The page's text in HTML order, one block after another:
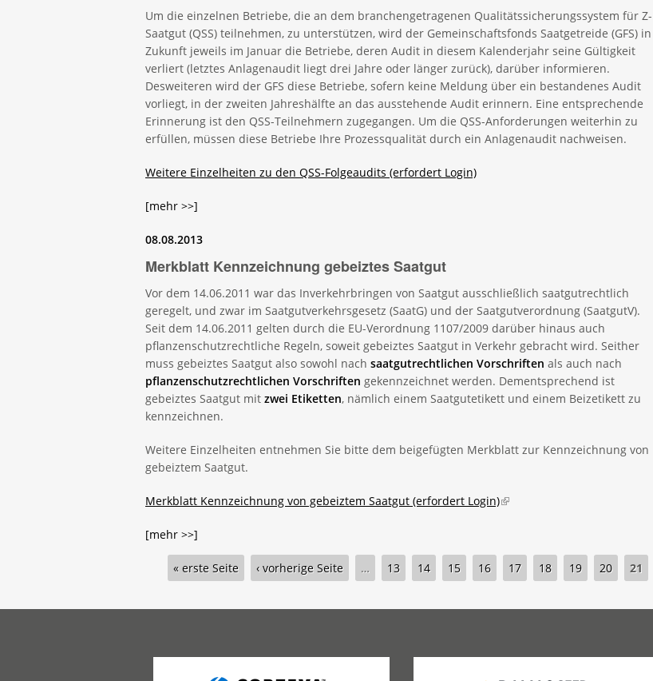
Um die einzelnen Betriebe, die an dem branchengetragenen Qualitätssicherungssystem für Z-
Saatgut (QSS) teilnehmen, zu unterstützen, wird der Gemeinschaftsfonds Saatgetreide (GFS) in
Zukunft jeweils im Januar die Betriebe, deren Audit in diesem Kalenderjahr seine Gültigkeit
verliert (letztes Anlagenaudit liegt drei Jahre oder länger zurück), darüber informieren.
Desweiteren wird der GFS diese Betriebe, sofern keine Meldung über ein bestandenes Audit
vorliegt, in der zweiten Jahreshälfte an das ausstehende Audit erinnern. Eine entsprechende
Erinnerung ist den QSS-Teilnehmern zugegangen. Um die QSS-Anforderungen weiterhin zu
erfüllen, müssen diese Betriebe Ihre Prozessqualität durch ein Anlagenaudit nachweisen.
Weitere Einzelheiten zu den QSS-Folgeaudits (erfordert Login)
[mehr >>]
08.08.2013
Merkblatt Kennzeichnung gebeiztes Saatgut
Vor dem 14.06.2011 war das Inverkehrbringen von Saatgut ausschließlich saatgutrechtlich
geregelt, und zwar im Saatgutverkehrsgesetz (SaatG) und der Saatgutverordnung (SaatgutV).
Seit dem 14.06.2011 gelten durch die EU-Verordnung 1107/2009 darüber hinaus auch
pflanzenschutzrechtliche Regeln, soweit gebeiztes Saatgut in Verkehr gebracht wird. Seither
muss gebeiztes Saatgut also sowohl nach saatgutrechtlichen Vorschriften als auch nach
pflanzenschutzrechtlichen Vorschriften gekennzeichnet werden. Dementsprechend ist
gebeiztes Saatgut mit zwei Etiketten, nämlich einem Saatgutetikett und einem Beizetikett zu
kennzeichnen.
Weitere Einzelheiten entnehmen Sie bitte dem beigefügten Merkblatt zur Kennzeichnung von
gebeiztem Saatgut.
Merkblatt Kennzeichnung von gebeiztem Saatgut (erfordert Login)(link is external)
[mehr >>]
Seiten« erste Seite ‹ vorherige Seite … 13 14 15 16 17 18 19 20 21